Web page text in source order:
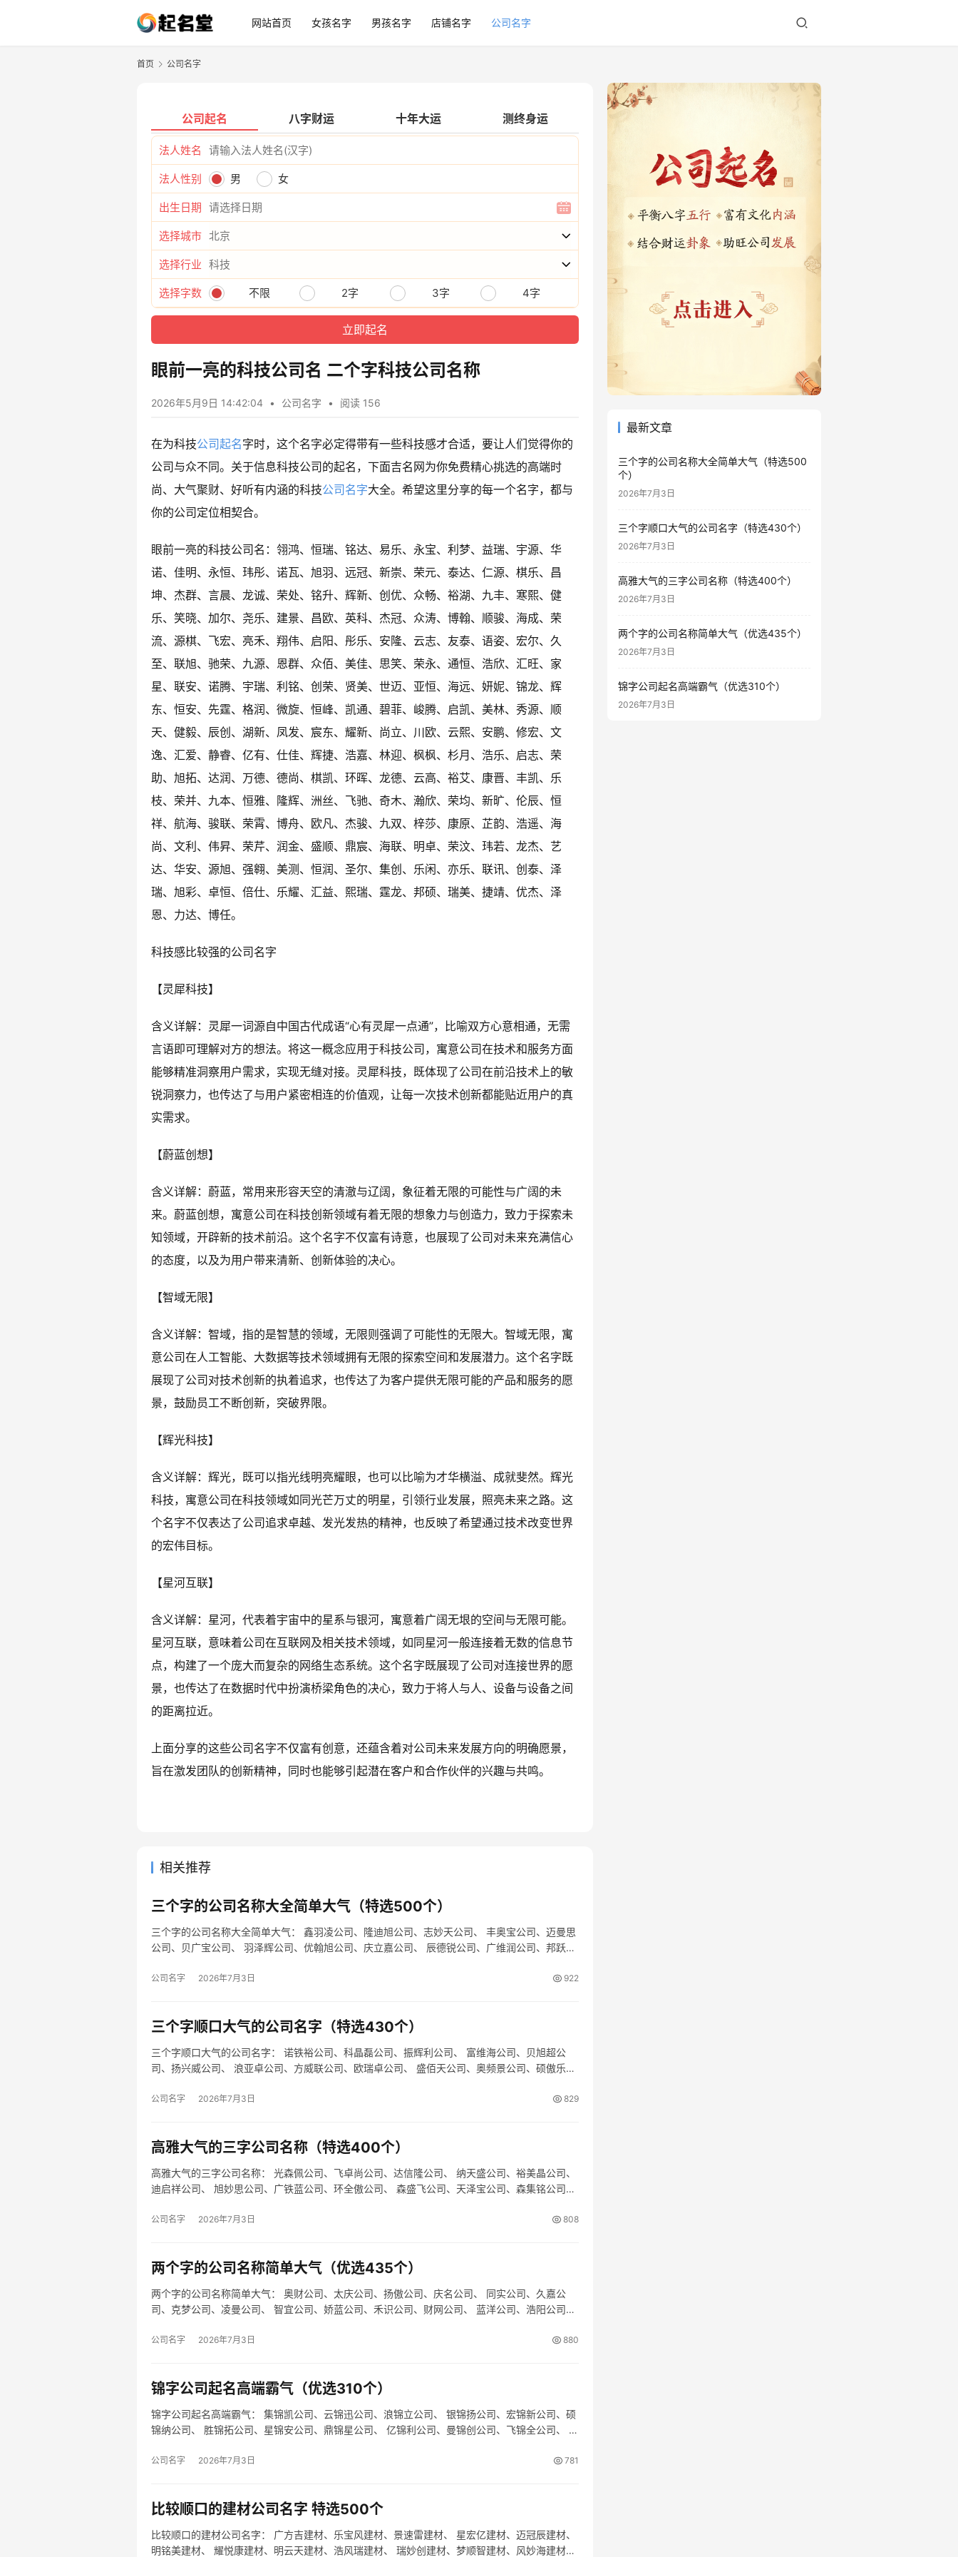
网站首页 女孩名字 男孩名字 店铺名字 公司名字
首页 公司名字
公司起名 八字财运 十年大运 测终身运
法人姓名
法人性别 男 女
出生日期
选择城市
选择行业
选择字数 不限 2字 3字 4字
眼前一亮的科技公司名 二个字科技公司名称
2026年5月9日 14:42:04 • 公司名字 • 阅读 156
在为科技公司起名字时，这个名字必定得带有一些科技感才合适，要让人们觉得你的
公司与众不同。关于信息科技公司的起名，下面吉名网为你免费精心挑选的高端时
尚、大气聚财、好听有内涵的科技公司名字大全。希望这里分享的每一个名字，都与
你的公司定位相契合。
眼前一亮的科技公司名：翎鸿、恒瑞、铭达、易乐、永宝、利梦、益瑞、宇源、华
诺、佳明、永恒、玮彤、诺瓦、旭羽、远冠、新崇、荣元、泰达、仁源、棋乐、昌
坤、杰群、言晨、龙诚、荣处、铭升、辉新、创优、众畅、裕湖、九丰、寒熙、健
乐、笑晓、加尔、尧乐、建景、昌欧、英科、杰冠、众涛、博翰、顺骏、海成、荣
流、源棋、飞宏、亮禾、翔伟、启阳、彤乐、安隆、云志、友泰、语姿、宏尔、久
至、联旭、驰荣、九源、恩群、众佰、美佳、思笑、荣永、通恒、浩欣、汇旺、家
星、联安、诺腾、宇瑞、利铭、创荣、贤美、世迈、亚恒、海远、妍妮、锦龙、辉
东、恒安、先霆、格润、微旋、恒峰、凯通、碧菲、峻腾、启凯、美林、秀源、顺
天、健毅、辰创、湖新、凤发、宸东、耀新、尚立、川欧、云熙、安鹏、修宏、文
逸、汇爱、静睿、亿有、仕佳、辉捷、浩嘉、林迎、枫枫、杉月、浩乐、启志、荣
助、旭拓、达润、万德、德尚、棋凯、环晖、龙德、云高、裕艾、康晋、丰凯、乐
枝、荣并、九本、恒雅、隆辉、洲丝、飞驰、奇木、瀚欣、荣均、新旷、伦辰、恒
祥、航海、骏联、荣霄、博舟、欧凡、杰骏、九双、梓莎、康原、芷韵、浩遥、海
尚、文利、伟昇、荣芹、润金、盛顺、鼎宸、海联、明卓、荣汶、玮若、龙杰、艺
达、华安、源旭、强翱、美测、恒润、圣尔、集创、乐闲、亦乐、联讯、创泰、泽
瑞、旭彩、卓恒、倍仕、乐耀、汇益、熙瑞、霆龙、邦硕、瑞美、捷靖、优杰、泽
恩、力达、博任。
科技感比较强的公司名字
【灵犀科技】
含义详解：灵犀一词源自中国古代成语“心有灵犀一点通”，比喻双方心意相通，无需
言语即可理解对方的想法。将这一概念应用于科技公司，寓意公司在技术和服务方面
能够精准洞察用户需求，实现无缝对接。灵犀科技，既体现了公司在前沿技术上的敏
锐洞察力，也传达了与用户紧密相连的价值观，让每一次技术创新都能贴近用户的真
实需求。
【蔚蓝创想】
含义详解：蔚蓝，常用来形容天空的清澈与辽阔，象征着无限的可能性与广阔的未
来。蔚蓝创想，寓意公司在科技创新领域有着无限的想象力与创造力，致力于探索未
知领域，开辟新的技术前沿。这个名字不仅富有诗意，也展现了公司对未来充满信心
的态度，以及为用户带来清新、创新体验的决心。
【智域无限】
含义详解：智域，指的是智慧的领域，无限则强调了可能性的无限大。智域无限，寓
意公司在人工智能、大数据等技术领域拥有无限的探索空间和发展潜力。这个名字既
展现了公司对技术创新的执着追求，也传达了为客户提供无限可能的产品和服务的愿
景，鼓励员工不断创新，突破界限。
【辉光科技】
含义详解：辉光，既可以指光线明亮耀眼，也可以比喻为才华横溢、成就斐然。辉光
科技，寓意公司在科技领域如同光芒万丈的明星，引领行业发展，照亮未来之路。这
个名字不仅表达了公司追求卓越、发光发热的精神，也反映了希望通过技术改变世界
的宏伟目标。
【星河互联】
含义详解：星河，代表着宇宙中的星系与银河，寓意着广阔无垠的空间与无限可能。
星河互联，意味着公司在互联网及相关技术领域，如同星河一般连接着无数的信息节
点，构建了一个庞大而复杂的网络生态系统。这个名字既展现了公司对连接世界的愿
景，也传达了在数据时代中扮演桥梁角色的决心，致力于将人与人、设备与设备之间
的距离拉近。
上面分享的这些公司名字不仅富有创意，还蕴含着对公司未来发展方向的明确愿景，
旨在激发团队的创新精神，同时也能够引起潜在客户和合作伙伴的兴趣与共鸣。
相关推荐
三个字的公司名称大全简单大气（特选500个）
三个字的公司名称大全简单大气： 鑫羽凌公司、隆迪旭公司、志妙天公司、 丰奥宝公司、迈曼思
公司、贝广宝公司、 羽泽辉公司、优翰旭公司、庆立嘉公司、 辰德锐公司、广维润公司、邦跃曼
公司名字 2026年7月3日 922
三个字顺口大气的公司名字（特选430个）
三个字顺口大气的公司名字： 诺铁裕公司、科晶磊公司、振辉利公司、 富维海公司、贝旭超公
司、扬兴威公司、 浪亚卓公司、方威联公司、欧瑞卓公司、 盛佰天公司、奥频景公司、硕傲乐公
公司名字 2026年7月3日 829
高雅大气的三字公司名称（特选400个）
高雅大气的三字公司名称： 光森佩公司、飞卓尚公司、达信隆公司、 纳天盛公司、裕美晶公司、
迪启祥公司、 旭妙思公司、广铁蓝公司、环全傲公司、 森盛飞公司、天泽宝公司、森集铭公司、
公司名字 2026年7月3日 808
两个字的公司名称简单大气（优选435个）
两个字的公司名称简单大气： 奥财公司、太庆公司、扬傲公司、庆名公司、 同实公司、久嘉公
司、克梦公司、凌曼公司、 智宜公司、娇蓝公司、禾识公司、财网公司、 蓝洋公司、浩阳公司、
公司名字 2026年7月3日 880
锦字公司起名高端霸气（优选310个）
锦字公司起名高端霸气： 集锦凯公司、云锦迅公司、浪锦立公司、 银锦扬公司、宏锦新公司、硕
锦纳公司、 胜锦拓公司、星锦安公司、鼎锦星公司、 亿锦利公司、曼锦创公司、飞锦全公司、 佩
公司名字 2026年7月3日 781
比较顺口的建材公司名字 特选500个
比较顺口的建材公司名字： 广方吉建材、乐宝风建材、景速雷建材、 星宏亿建材、迈冠辰建材、
明铭美建材、 耀悦康建材、明云天建材、浩风瑞建材、 瑞妙创建材、梦顺智建材、风妙海建材、
最新文章
三个字的公司名称大全简单大气（特选500
个）
2026年7月3日
三个字顺口大气的公司名字（特选430个）
2026年7月3日
高雅大气的三字公司名称（特选400个）
2026年7月3日
两个字的公司名称简单大气（优选435个）
2026年7月3日
锦字公司起名高端霸气（优选310个）
2026年7月3日